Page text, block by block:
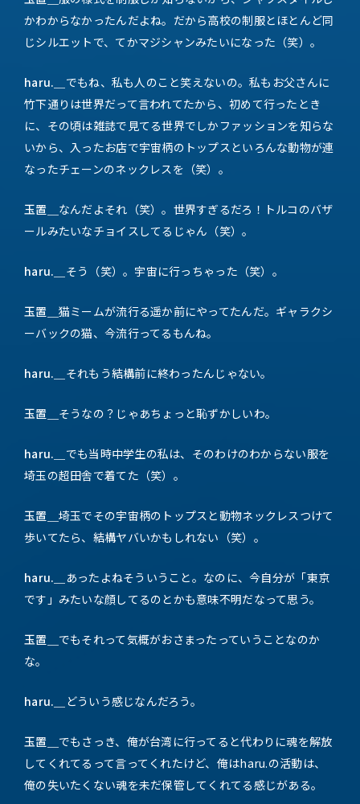
かわからなかったんだよね。だから高校の制服とほとんど同
じシルエットで、てかマジシャンみたいになった（笑）。
haru.＿ でもね、私も人のこと笑えないの。私もお父さんに
竹下通りは世界だって言われてたから、初めて行ったとき
に、その頃は雑誌で見てる世界でしかファッションを知らな
いから、入ったお店で宇宙柄のトップスといろんな動物が連
なったチェーンのネックレスを（笑）。
玉置＿ なんだよそれ（笑）。世界すぎるだろ！トルコのバザ
ールみたいなチョイスしてるじゃん（笑）。
haru.＿ そう（笑）。宇宙に行っちゃった（笑）。
玉置＿ 猫ミームが流行る遥か前にやってたんだ。ギャラクシ
ーバックの猫、今流行ってるもんね。
haru.＿ それもう結構前に終わったんじゃない。
玉置＿ そうなの？じゃあちょっと恥ずかしいわ。
haru.＿ でも当時中学生の私は、そのわけのわからない服を
埼玉の超田舎で着てた（笑）。
玉置＿ 埼玉でその宇宙柄のトップスと動物ネックレスつけて
歩いてたら、結構ヤバいかもしれない（笑）。
haru.＿
あったよねそういうこと。なのに、今自分が「東京
です」みたいな顔してるのとかも意味不明だなって思う。
玉置＿ でもそれって気概がおさまったっていうことなのか
な。
haru.＿ どういう感じなんだろう。
玉置＿ でもさっき、俺が台湾に行ってると代わりに魂を解放
してくれてるって言ってくれたけど、俺はharu.の活動は、
俺の失いたくない魂を未だ保管してくれてる感じがある。